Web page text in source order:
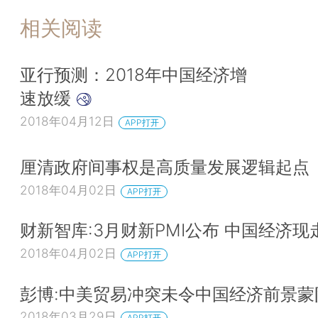
相关阅读
亚行预测：2018年中国经济增
速放缓
2018年04月12日 APP打开
厘清政府间事权是高质量发展逻辑起点
2018年04月02日 APP打开
财新智库:3月财新PMI公布 中国经济现
2018年04月02日 APP打开
彭博:中美贸易冲突未令中国经济前景蒙